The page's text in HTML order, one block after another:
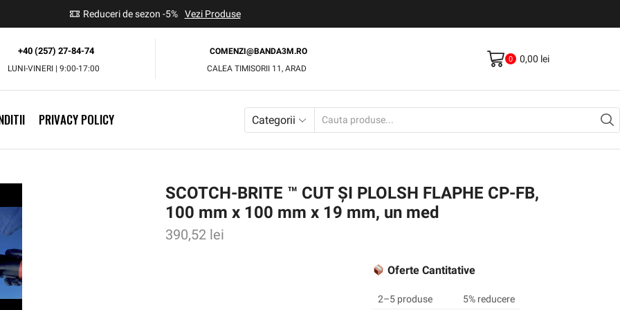
Reduceri de sezon -5% Vezi Produse
+40 (257) 27-84-74
LUNI-VINERI | 9:00-17:00
COMENZI@BANDA3M.RO
CALEA TIMISORII 11, ARAD
0 0,00 lei
PRIVACY POLICY Categorii
SCOTCH-BRITE ™ CUT ȘI PLOLSH FLAPHE CP-FB,
100 mm x 100 mm x 19 mm, un med
390,52 lei
Oferte Cantitative
2–5 produse
5% reducere